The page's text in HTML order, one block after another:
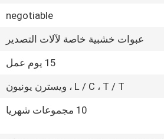
negotiable
عبوات خشبية خاصة لآلات التصدير
15 يوم عمل
L / C ، T / T ، ويسترن يونيون
10 مجموعات شهريا